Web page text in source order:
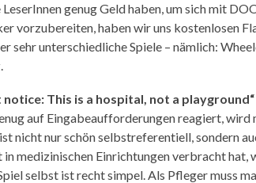
LeserInnen genug Geld haben, um sich mit
vorzubereiten, haben wir uns kostenlosen
sehr unterschiedliche Spiele – nämlich:
notice: This is a hospital, not a playground“
auf Eingabeaufforderungen reagiert, wird
nicht nur schön selbstreferentiell, sondern
medizinischen Einrichtungen verbracht hat,
selbst ist recht simpel. Als Pfleger muss